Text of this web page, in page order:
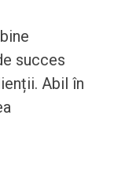
succes
Abil în